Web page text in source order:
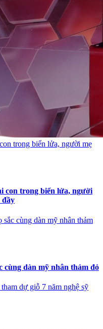
trong biển lửa, người mẹ
con trong biển lửa, người
đầy
cùng dàn mỹ nhân thảm
cùng dàn mỹ nhân thảm đỏ
dự giỗ 7 năm nghệ sỹ